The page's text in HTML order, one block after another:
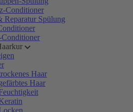
Conditioner
Reparatur Spülung
Haar
Haar